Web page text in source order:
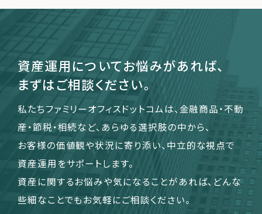
資産運用についてお悩みがあれば、
まずはご相談ください。
私たちファミリーオフィスドットコムは、金融商品・不動
産・節税・相続など、あらゆる選択肢の中から、
お客様の価値観や状況に寄り添い、中立的な視点で
資産運用をサポートします。
資産に関するお悩みや気になることがあれば、どんな
些細なことでもお気軽にご相談ください。